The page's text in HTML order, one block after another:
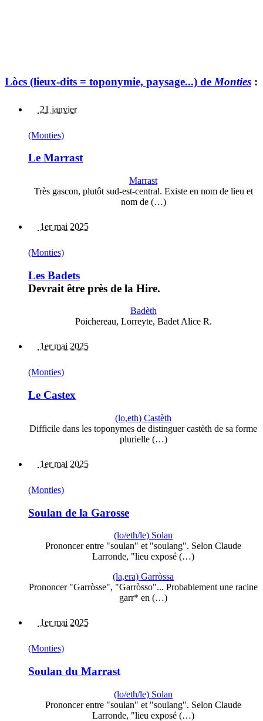
Lòcs (lieux-dits = toponymie, paysage...) de Monties :
21 janvier
(Monties)
Le Marrast
Marrast
Très gascon, plutôt sud-est-central. Existe en nom de lieu et
nom de (…)
1er mai 2025
(Monties)
Les Badets
Devrait être près de la Hire.
Badèth
Poichereau, Lorreyte, Badet Alice R.
1er mai 2025
(Monties)
Le Castex
(lo,eth) Castèth
Difficile dans les toponymes de distinguer castèth de sa forme
plurielle (…)
1er mai 2025
(Monties)
Soulan de la Garosse
(lo/eth/le) Solan
Prononcer entre "soulan" et "soulang". Selon Claude
Larronde, "lieu exposé (…)
(la,era) Garròssa
Prononcer "Garròsse", "Garròsso"... Probablement une racine
garr* en (…)
1er mai 2025
(Monties)
Soulan du Marrast
(lo/eth/le) Solan
Prononcer entre "soulan" et "soulang". Selon Claude
Larronde, "lieu exposé (…)